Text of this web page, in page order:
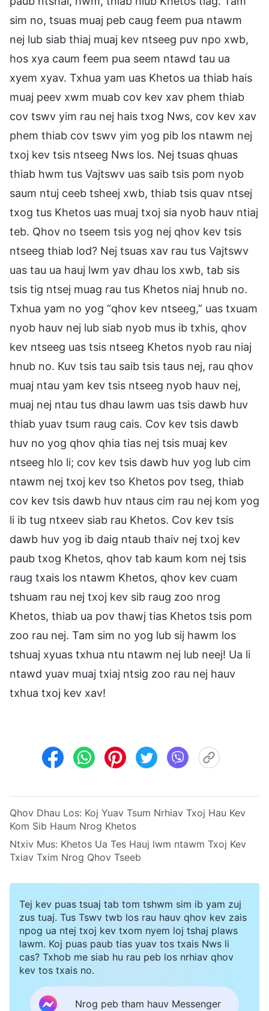
sim no, tsuas muaj peb caug feem pua ntawm
nej lub siab thiaj muaj kev ntseeg puv npo xwb,
hos xya caum feem pua seem ntawd tau ua
xyem xyav. Txhua yam uas Khetos ua thiab hais
muaj peev xwm muab cov kev xav phem thiab
cov tswv yim rau nej hais txog Nws, cov kev xav
phem thiab cov tswv yim yog pib los ntawm nej
txoj kev tsis ntseeg Nws los. Nej tsuas qhuas
thiab hwm tus Vajtswv uas saib tsis pom nyob
saum ntuj ceeb tsheej xwb, thiab tsis quav ntsej
txog tus Khetos uas muaj txoj sia nyob hauv ntiaj
teb. Qhov no tseem tsis yog nej qhov kev tsis
ntseeg thiab lod? Nej tsuas xav rau tus Vajtswv
uas tau ua hauj lwm yav dhau los xwb, tab sis
tsis tig ntsej muag rau tus Khetos niaj hnub no.
Txhua yam no yog “qhov kev ntseeg,” uas txuam
nyob hauv nej lub siab nyob mus ib txhis, qhov
kev ntseeg uas tsis ntseeg Khetos nyob rau niaj
hnub no. Kuv tsis tau saib tsis taus nej, rau qhov
muaj ntau yam kev tsis ntseeg nyob hauv nej,
muaj nej ntau tus dhau lawm uas tsis dawb huv
thiab yuav tsum raug cais. Cov kev tsis dawb
huv no yog qhov qhia tias nej tsis muaj kev
ntseeg hlo li; cov kev tsis dawb huv yog lub cim
ntawm nej txoj kev tso Khetos pov tseg, thiab
cov kev tsis dawb huv ntaus cim rau nej kom yog
li ib tug ntxeev siab rau Khetos. Cov kev tsis
dawb huv yog ib daig ntaub thaiv nej txoj kev
paub txog Khetos, qhov tab kaum kom nej tsis
raug txais los ntawm Khetos, qhov kev cuam
tshuam rau nej txoj kev sib raug zoo nrog
Khetos, thiab ua pov thawj tias Khetos tsis pom
zoo rau nej. Tam sim no yog lub sij hawm los
tshuaj xyuas txhua ntu ntawm nej lub neej! Ua li
ntawd yuav muaj txiaj ntsig zoo rau nej hauv
txhua txoj kev xav!
Qhov Dhau Los: Koj Yuav Tsum Nrhiav Txoj Hau Kev
Kom Sib Haum Nrog Khetos
Ntxiv Mus: Khetos Ua Tes Hauj lwm ntawm Txoj Kev
Txiav Txim Nrog Qhov Tseeb
Tej kev puas tsuaj tab tom tshwm sim ib yam zuj
zus tuaj. Tus Tswv twb los rau hauv qhov kev zais
npog ua ntej txoj kev txom nyem loj tshaj plaws
lawm. Koj puas paub tias yuav tos txais Nws li
cas? Txhob me siab hu rau peb los nrhiav qhov
kev tos txais no.
Nrog peb tham hauv Messenger